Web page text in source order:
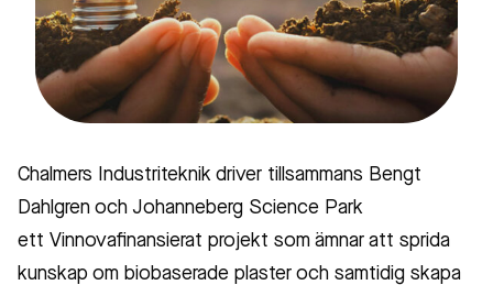
Chalmers Industriteknik driver tillsammans Bengt
Dahlgren och Johanneberg Science Park
ett Vinnovafinansierat projekt som ämnar att sprida
kunskap om biobaserade plaster och samtidig skapa